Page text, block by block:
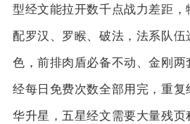
型经文能拉开数千点战力差距
配罗汉、罗睺、破法，法系队
色，前排肉盾必备不动、金刚
经每日免费次数全部用完，重
华升星，五星经文需要大量残页